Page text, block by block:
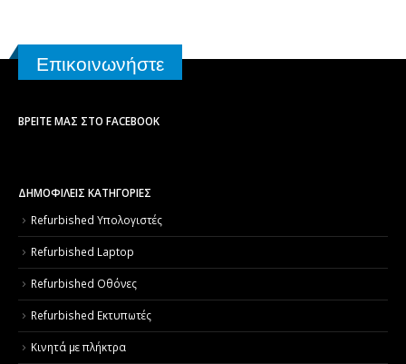
Επικοινωνήστε
ΒΡΕΊΤΕ ΜΑΣ ΣΤΟ FACEBOOK
ΔΗΜΟΦΙΛΕΙΣ ΚΑΤΗΓΟΡΙΕΣ
Refurbished Υπολογιστές
Refurbished Laptop
Refurbished Οθόνες
Refurbished Εκτυπωτές
Κινητά με πλήκτρα